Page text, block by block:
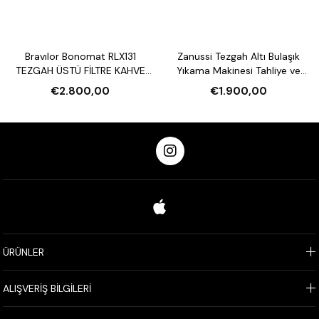
Bravılor Bonomat RLX131
TEZGAH ÜSTÜ FİLTRE KAHVE
MAKİNESİ VE SU ISITICI
€2.800,00
Zanussi Tezgah Altı Bulaşık
Yıkama Makinesi Tahliye ve
Parlatıcı Pompalı
€1.900,00
ÜRÜNLER
ALIŞVERİŞ BİLGİLERİ